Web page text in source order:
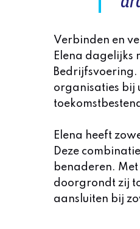
Verbinden en
Elena dagelijks
Bedrijfsvoering.
organisaties bij
Elena heeft
Deze
benaderen.
doorgrondt zij
aansluiten bij